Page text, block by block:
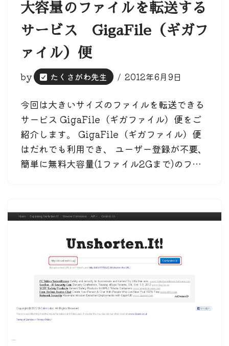
大容量のファイルを転送する
サービス GigaFile（ギガフ
ァイル）便
by たくさがわ先生 2012年6月9日
今回は大きいサイズのファイルを転送できる
サービス GigaFile（ギガファイル）便をご
紹介します。 GigaFile（ギガファイル）便
はだれでも利用でき、 ユーザー登録が不要、
簡単に無料大容量(1ファイル2Gまで)のフ…